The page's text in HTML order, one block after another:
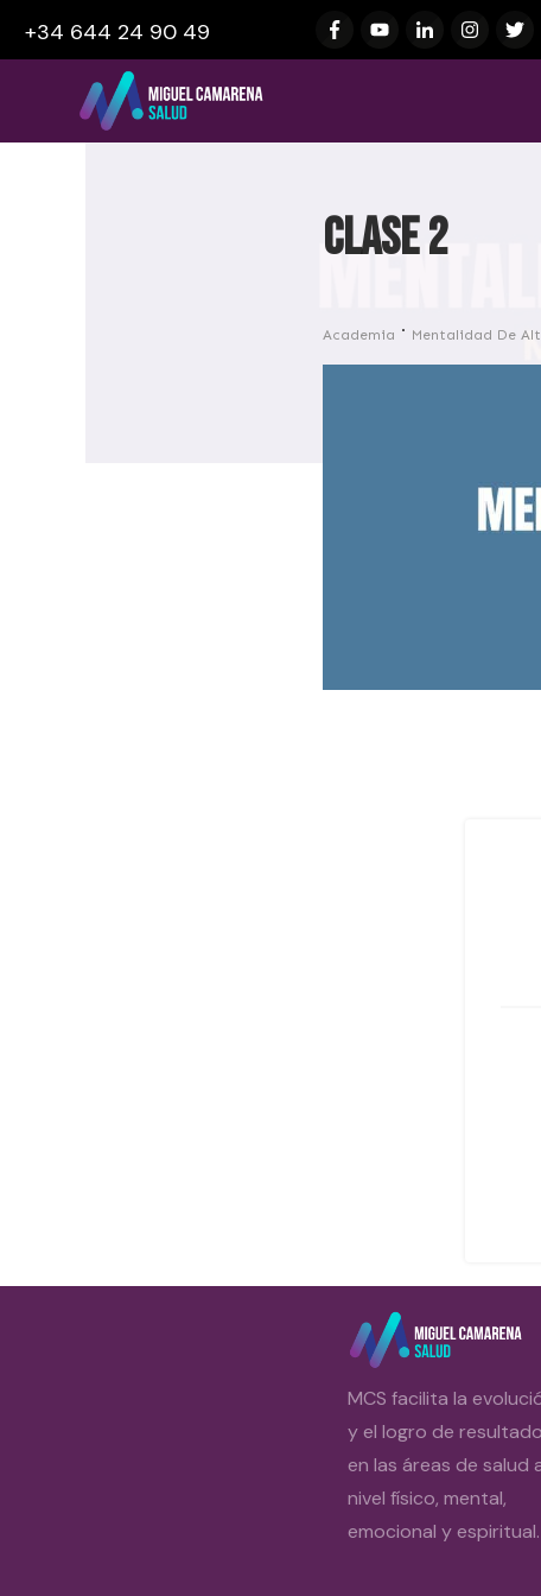
+34 644 24 90 49
Clase 2
Academia Mentalidad De
MCS facilita la
y el logro de
en las áreas de salud
nivel físico, mental,
emocional y espiritual.